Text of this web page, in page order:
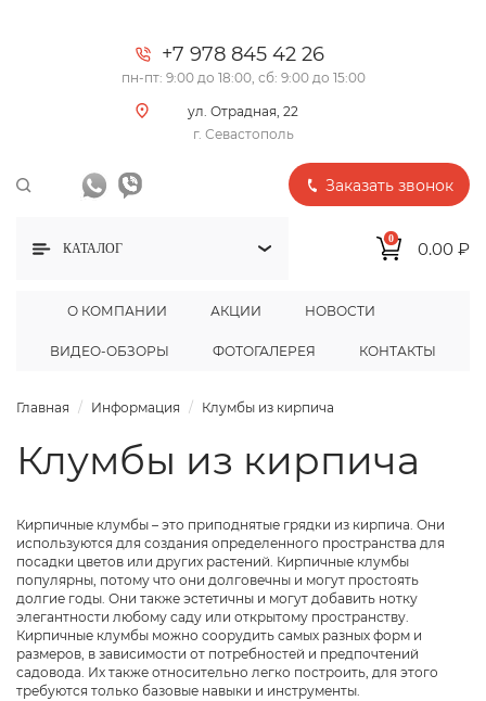
+7 978 845 42 26
пн-пт: 9:00 до 18:00, сб: 9:00 до 15:00
ул. Отрадная, 22
г. Севастополь
Заказать звонок
КАТАЛОГ
О КОМПАНИИ АКЦИИ НОВОСТИ
ВИДЕО-ОБЗОРЫ ФОТОГАЛЕРЕЯ КОНТАКТЫ
0
0.00 ₽
Главная Информация Клумбы из кирпича
Клумбы из кирпича
Кирпичные клумбы – это приподнятые грядки из кирпича. Они
используются для создания определенного пространства для
посадки цветов или других растений. Кирпичные клумбы
популярны, потому что они долговечны и могут простоять
долгие годы. Они также эстетичны и могут добавить нотку
элегантности любому саду или открытому пространству.
Кирпичные клумбы можно соорудить самых разных форм и
размеров, в зависимости от потребностей и предпочтений
садовода. Их также относительно легко построить, для этого
требуются только базовые навыки и инструменты.